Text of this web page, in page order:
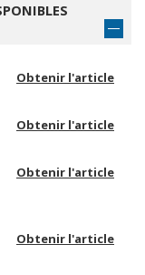
Obtenir l'article
Obtenir l'article
Obtenir l'article
Obtenir l'article